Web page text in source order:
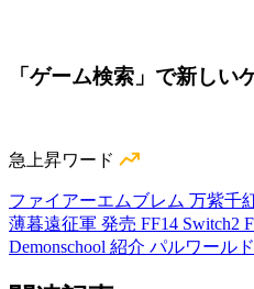
「ゲーム検索」で新しい
急上昇ワード
ファイアーエムブレム 万紫千
薄暮遠征軍 発売 FF14 Switch2
Demonschool 紹介 パルワール